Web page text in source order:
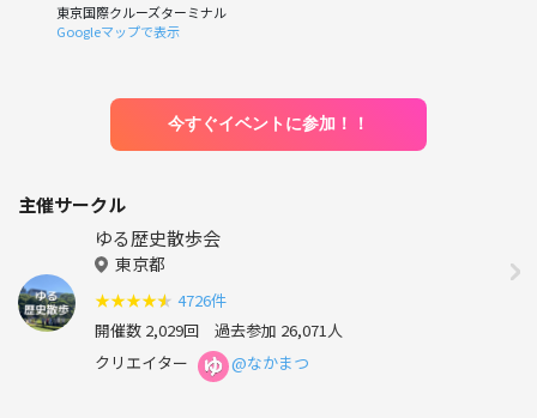
東京国際クルーズターミナル
Googleマップで表示
今すぐイベントに参加！！
主催サークル
ゆる歴史散歩会
東京都
★★★★★ 4726件
開催数 2,029回 過去参加 26,071人
クリエイター
@なかまつ